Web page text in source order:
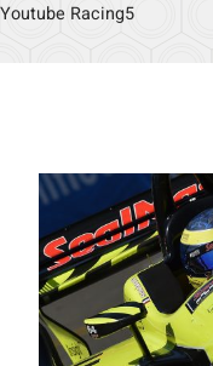
Youtube Racing5